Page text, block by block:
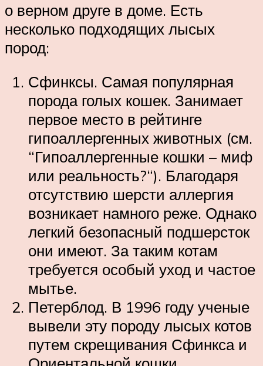
о верном друге в доме. Есть
несколько подходящих лысых
пород:
Сфинксы. Самая популярная
порода голых кошек. Занимает
первое место в рейтинге
гипоаллергенных животных (см.
“Гипоаллергенные кошки – миф
или реальность?“). Благодаря
отсутствию шерсти аллергия
возникает намного реже. Однако
легкий безопасный подшерсток
они имеют. За таким котам
требуется особый уход и частое
мытье.
Петерблод. В 1996 году ученые
вывели эту породу лысых котов
путем скрещивания Сфинкса и